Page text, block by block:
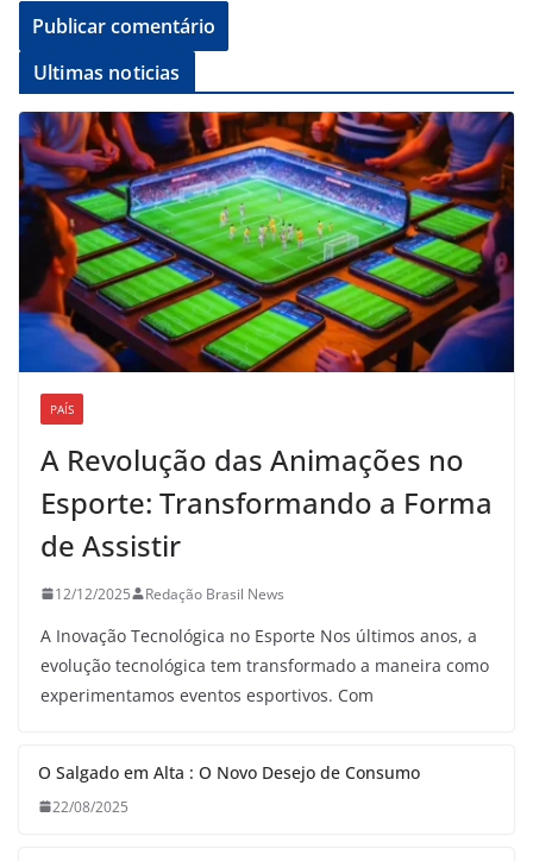
Ultimas noticias
PAÍS
A Revolução das Animações no
Esporte: Transformando a Forma
de Assistir
12/12/2025 Redação Brasil News
A Inovação Tecnológica no Esporte Nos últimos anos, a
evolução tecnológica tem transformado a maneira como
experimentamos eventos esportivos. Com
O Salgado em Alta : O Novo Desejo de Consumo
22/08/2025